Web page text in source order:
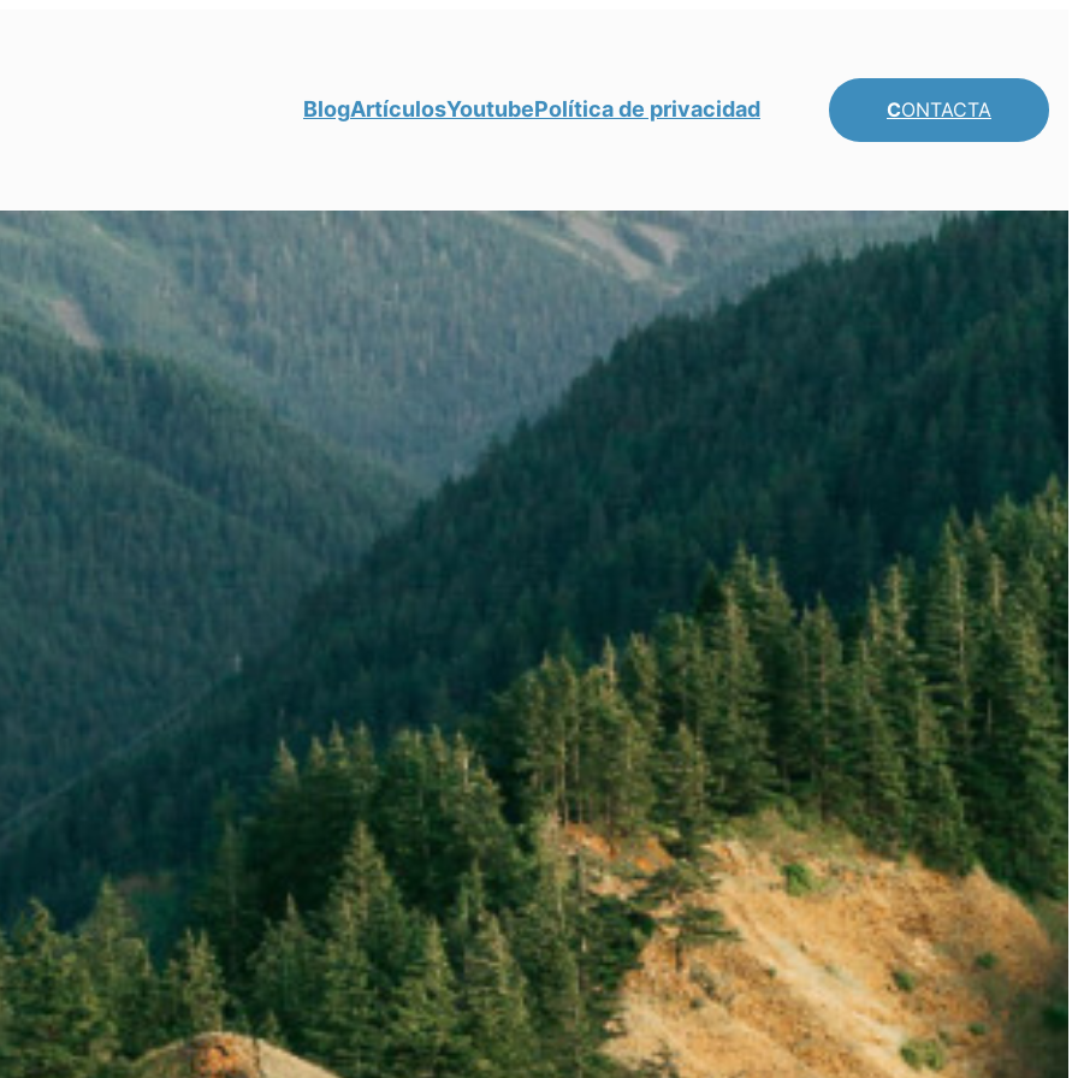
BlogArtículosYoutubePolítica de privacidad CONTACTA